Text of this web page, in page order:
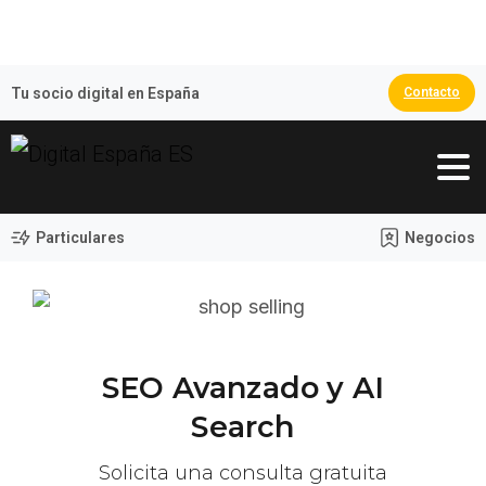
Tu socio digital en España Contacto
Particulares Negocios
SEO Avanzado y AI
Search
Solicita una consulta gratuita